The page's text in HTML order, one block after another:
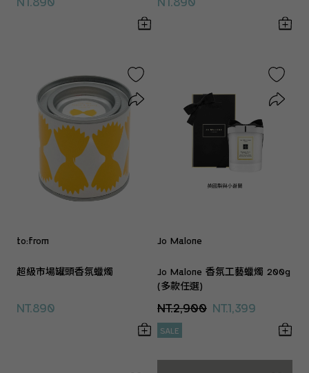
to:from
超級市場罐頭香氛蠟燭
NT.890
Jo Malone
Jo Malone 香氛工藝蠟燭 200g
(多款任選)
NT.2,900 NT.1,399
SALE